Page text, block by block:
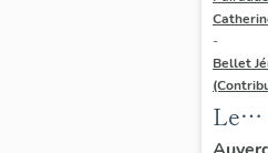
-
Bellet
Le